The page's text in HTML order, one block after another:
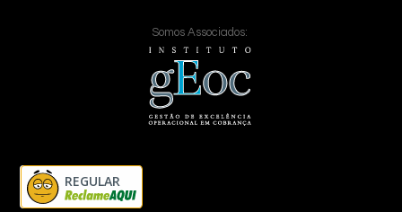
Somos Associados:
REGULAR